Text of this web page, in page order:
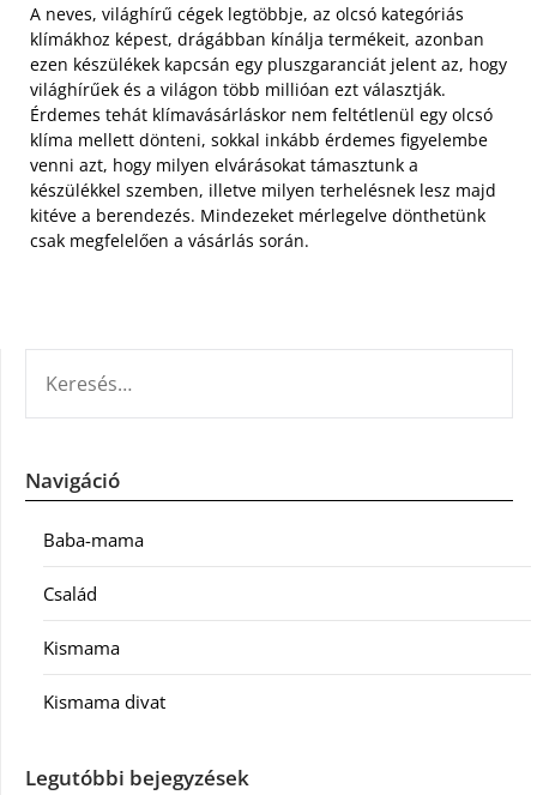
A neves, világhírű cégek legtöbbje, az olcsó kategóriás
klímákhoz képest, drágábban kínálja termékeit, azonban
ezen készülékek kapcsán egy pluszgaranciát jelent az, hogy
világhírűek és a világon több millióan ezt választják.
Érdemes tehát klímavásárláskor nem feltétlenül egy olcsó
klíma mellett dönteni, sokkal inkább érdemes figyelembe
venni azt, hogy milyen elvárásokat támasztunk a
készülékkel szemben, illetve milyen terhelésnek lesz majd
kitéve a berendezés. Mindezeket mérlegelve dönthetünk
csak megfelelően a vásárlás során.
Navigáció
Baba-mama
Család
Kismama
Kismama divat
Legutóbbi bejegyzések